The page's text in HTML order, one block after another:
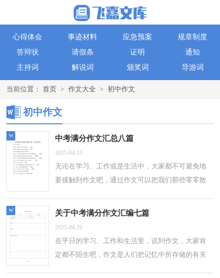
心得体会 事迹材料 应急预案
规章制度
答辩状
请假条 证明
通知
主持词
解说词 颁奖词 导游词
当前位置： 首页 > 作文大全 > 初中作文
初中作文
中考满分作文汇总八篇
2025-04-11
无论在学习、工作或是生活中，大家都不可避免地
要接触到作文吧，通过作文可以把我们那些零零散
的呢？以下是小编为大家收集的中考满分...
w
关于中考满分作文汇编七篇
2025-04-10
在平日的学习、工作和生活里，说到作文，大家肯
定都不陌生吧，作文是人们把记忆中所存储的有关
w